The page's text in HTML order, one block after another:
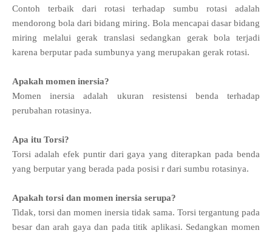
Contoh terbaik dari rotasi terhadap sumbu rotasi adalah
mendorong bola dari bidang miring. Bola mencapai dasar bidang
miring melalui gerak translasi sedangkan gerak bola terjadi
karena berputar pada sumbunya yang merupakan gerak rotasi.
Apakah momen inersia?
Momen inersia adalah ukuran resistensi benda terhadap
perubahan rotasinya.
Apa itu Torsi?
Torsi adalah efek puntir dari gaya yang diterapkan pada benda
yang berputar yang berada pada posisi r dari sumbu rotasinya.
Apakah torsi dan momen inersia serupa?
Tidak, torsi dan momen inersia tidak sama. Torsi tergantung pada
besar dan arah gaya dan pada titik aplikasi. Sedangkan momen